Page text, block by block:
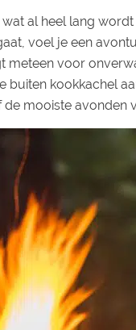
al heel lang wordt
voel je een
meteen voor
buiten kookkachel
mooiste avonden